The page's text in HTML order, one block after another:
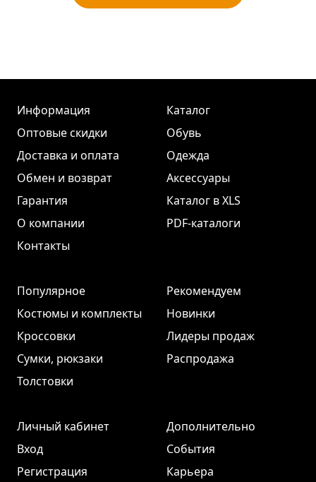
Информация
Оптовые скидки
Доставка и оплата
Обмен и возврат
Гарантия
О компании
Контакты
Каталог
Обувь
Одежда
Аксессуары
Каталог в XLS
PDF-каталоги
Популярное
Костюмы и комплекты
Кроссовки
Сумки, рюкзаки
Толстовки
Рекомендуем
Новинки
Лидеры продаж
Распродажа
Личный кабинет
Вход
Регистрация
Дополнительно
События
Карьера